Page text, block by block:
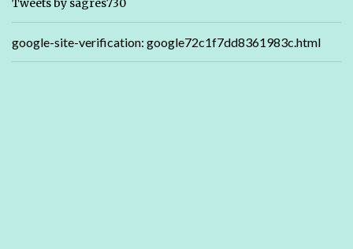
Tweets by sagres730
google-site-verification: google72c1f7dd8361983c.html